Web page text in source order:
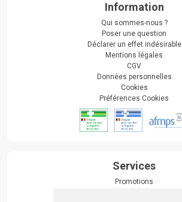
Information
Qui sommes-nous ?
Poser une question
Déclarer un effet indésirable
Mentions légales
CGV
Données personnelles
Cookies
Préférences Cookies
Services
Promotions